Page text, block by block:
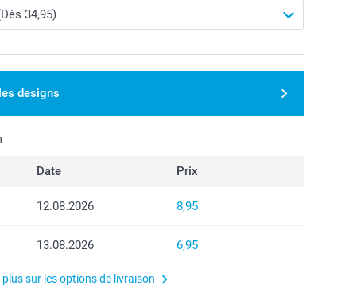
designs
Date Prix
12.08.2026 8,95
13.08.2026 6,95
plus sur les options de livraison